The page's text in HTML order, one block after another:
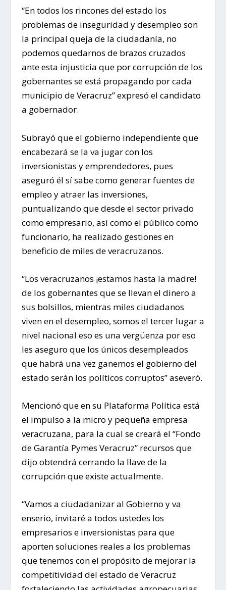
“En todos los rincones del estado los
problemas de inseguridad y desempleo son
la principal queja de la ciudadanía, no
podemos quedarnos de brazos cruzados
ante esta injusticia que por corrupción de los
gobernantes se está propagando por cada
municipio de Veracruz” expresó el candidato
a gobernador.
Subrayó que el gobierno independiente que
encabezará se la va jugar con los
inversionistas y emprendedores, pues
aseguró él sí sabe como generar fuentes de
empleo y atraer las inversiones,
puntualizando que desde el sector privado
como empresario, así como el público como
funcionario, ha realizado gestiones en
beneficio de miles de veracruzanos.
“Los veracruzanos ¡estamos hasta la madre!
de los gobernantes que se llevan el dinero a
sus bolsillos, mientras miles ciudadanos
viven en el desempleo, somos el tercer lugar a
nivel nacional eso es una vergüenza por eso
les aseguro que los únicos desempleados
que habrá una vez ganemos el gobierno del
estado serán los políticos corruptos” aseveró.
Mencionó que en su Plataforma Política está
el impulso a la micro y pequeña empresa
veracruzana, para la cual se creará el “Fondo
de Garantía Pymes Veracruz” recursos que
dijo obtendrá cerrando la llave de la
corrupción que existe actualmente.
“Vamos a ciudadanizar al Gobierno y va
enserio, invitaré a todos ustedes los
empresarios e inversionistas para que
aporten soluciones reales a los problemas
que tenemos con el propósito de mejorar la
competitividad del estado de Veracruz